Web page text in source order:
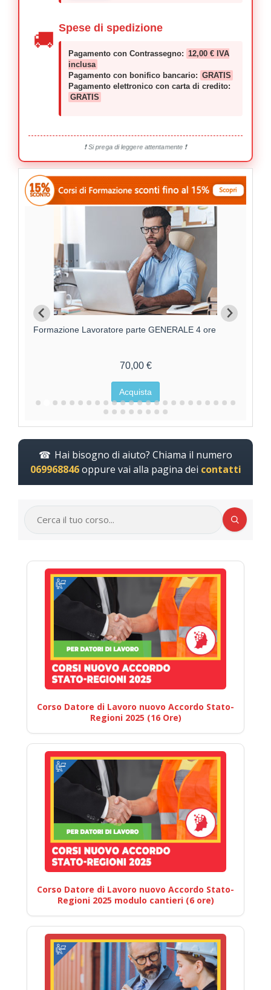
🚚
Spese di spedizione
Pagamento con Contrassegno: 12,00 € IVA
inclusa
Pagamento con bonifico bancario: GRATIS
Pagamento elettronico con carta di credito:
GRATIS
❗ Si prega di leggere attentamente ❗
Formazione Lavoratore parte GENERALE 4 ore
70,00 €
Acquista
Hai bisogno di aiuto? Chiama il numero
069968846oppure vai alla pagina dei contatti
Corso Datore di Lavoro nuovo Accordo Stato-
Regioni 2025 (16 Ore)
Corso Datore di Lavoro nuovo Accordo Stato-
Regioni 2025 modulo cantieri (6 ore)